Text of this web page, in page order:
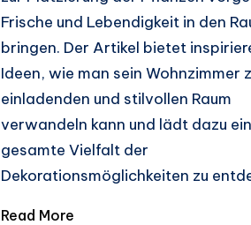
Frische und Lebendigkeit in den
bringen. Der Artikel bietet
Ideen, wie man sein Wohnzimmer
einladenden und stilvollen Raum
verwandeln kann und lädt dazu
gesamte Vielfalt der
Dekorationsmöglichkeiten zu
Read More